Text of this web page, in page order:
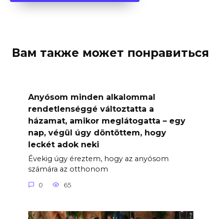
Вам также может понравиться
Anyósom minden alkalommal
rendetlenséggé változtatta a
házamat, amikor meglátogatta – egy
nap, végül úgy döntöttem, hogy
leckét adok neki
Évekig úgy éreztem, hogy az anyósom
számára az otthonom
0 65